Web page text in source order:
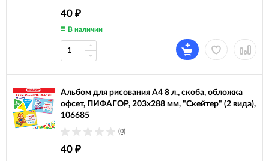
40 ₽
В наличии
Альбом для рисования А4 8 л., скоба, обложка
офсет, ПИФАГОР, 203х288 мм, "Скейтер" (2 вида),
106685
(0)
40 ₽